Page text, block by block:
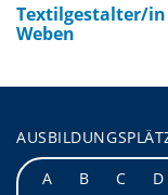
Textilgestalter/
Weben
A
B C D